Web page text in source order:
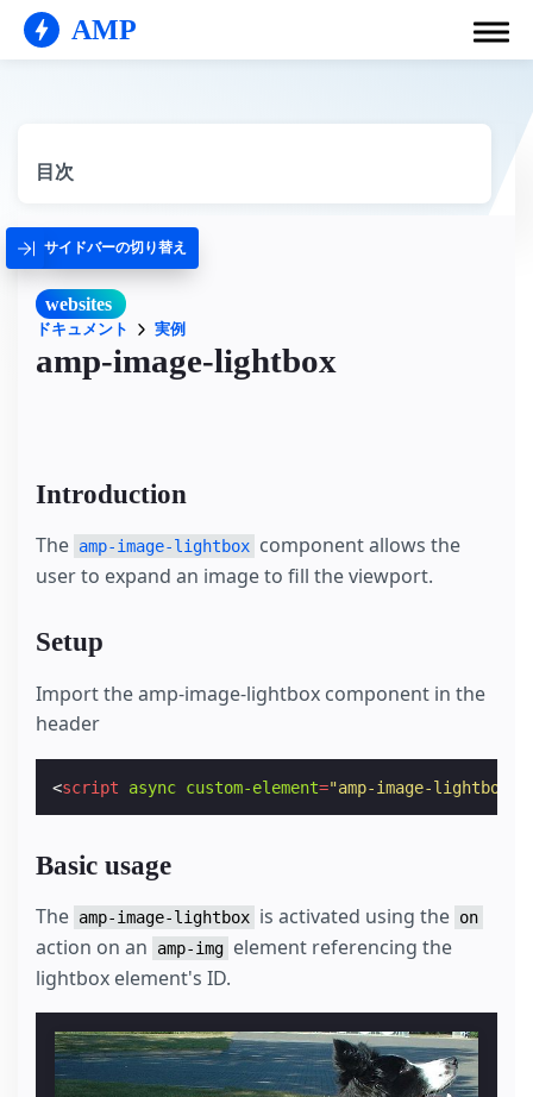
AMP
目次
サイドバーの切り替え
websites
ドキュメント 実例
amp-image-lightbox
Introduction
The amp-image-lightbox component allows the
user to expand an image to fill the viewport.
Setup
Import the amp-image-lightbox component in the
header
<script async custom-element="amp-image-lightbox"
Basic usage
The amp-image-lightbox is activated using the on
action on an amp-img element referencing the
lightbox element's ID.